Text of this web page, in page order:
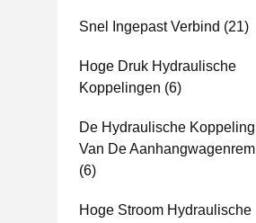
Snel Ingepast Verbind (21)
Hoge Druk Hydraulische
Koppelingen (6)
De Hydraulische Koppeling
Van De Aanhangwagenrem
(6)
Hoge Stroom Hydraulische